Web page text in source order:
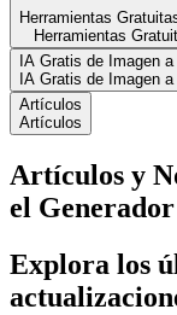
Herramientas
Herramientas
IA Gratis de Imagen
IA Gratis de Imagen
Artículos
Artículos
Artículos y
el
Explora los